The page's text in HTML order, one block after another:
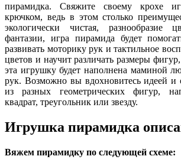
пирамидка. Свяжите своему крохе
крючком, ведь в этом столько
экологически чистая, разнообразие
фантазии, игра пирамида будет
развивать моторику рук и тактильное
цветов и научит различать размеры
эта игрушку будет наполнена маминой
рук. Возможно вы вдохновитесь идеей и
из разных геометрических фигур,
квадрат, треугольник или звезду.
Игрушка пирамидка
Вяжем пирамидку по следующей схеме: